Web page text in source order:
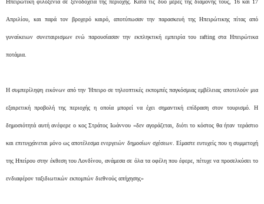
Ηπειρώτικη φιλοξενία σε ξενοδοχεία της περιοχής. Κατά τις δύο μέρες της διαμονής τους, 16 και 17
Απριλίου, και παρά τον βροχερό καιρό, αποτύπωσαν την παρασκευή της Ηπειρώτικης πίτας από
γυναίκειων συνεταιρισμων ενώ παρουσίασαν την εκπληκτική εμπειρία του rafting στα Ηπειρώτικα
ποτάμια.
Η συμπερίληψη εικόνων από την Ήπειρο σε τηλεοπτικές εκπομπές παγκόσμιας εμβέλειας αποτελούν μια
εξαιρετική προβολή της περιοχής η οποία μπορεί να έχει σημαντική επίδραση στον τουρισμό. Η
δημοσιότητά αυτή ανέφερε ο κος Στράτος Ιωάννου «δεν αγοράζεται, διότι το κόστος θα ήταν τεράστιο
και επιτυγχάνεται μόνο ως αποτέλεσμα ενεργειών δημοσίων σχέσεων. Είμαστε ευτυχείς που η συμμετοχή
της Ηπείρου στην έκθεση του Λονδίνου, ανάμεσα σε όλα τα οφέλη που έφερε, πέτυχε να προσελκύσει το
ενδιαφέρον ταξιδιωτικών εκπομπών διεθνούς απήχησης»